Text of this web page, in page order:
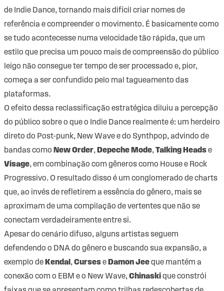
de Indie Dance, tornando mais difícil criar nomes de
referência e compreender o movimento. É basicamente como
se tudo acontecesse numa velocidade tão rápida, que um
estilo que precisa um pouco mais de compreensão do público
leigo não consegue ter tempo de ser processado e, pior,
começa a ser confundido pelo mal tagueamento das
plataformas.
O efeito dessa reclassificação estratégica diluiu a percepção
do público sobre o que o Indie Dance realmente é: um herdeiro
direto do Post-punk, New Wave e do Synthpop, advindo de
bandas como New Order, Depeche Mode,Talking Headse
Visage, em combinação com gêneros como House e Rock
Progressivo. O resultado disso é um conglomerado de charts
que, ao invés de refletirem a essência do gênero, mais se
aproximam de uma compilação de vertentes que não se
conectam verdadeiramente entre si.
Apesar do cenário difuso, alguns artistas seguem
defendendo o DNA do gênero e buscando sua expansão, a
exemplo de Kendal ,Cursese Damon Jeeque mantém a
conexão com o EBM e o New Wave,Chinaskique constrói